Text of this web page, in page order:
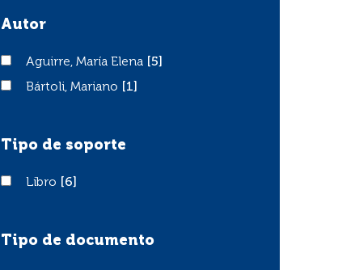
Autor
Aguirre, María Elena
Aguirre, María Elena
[5]
Bártoli, Mariano
Bártoli, Mariano [1]
Tipo de soporte
LibroLibro [6]
Tipo de documento